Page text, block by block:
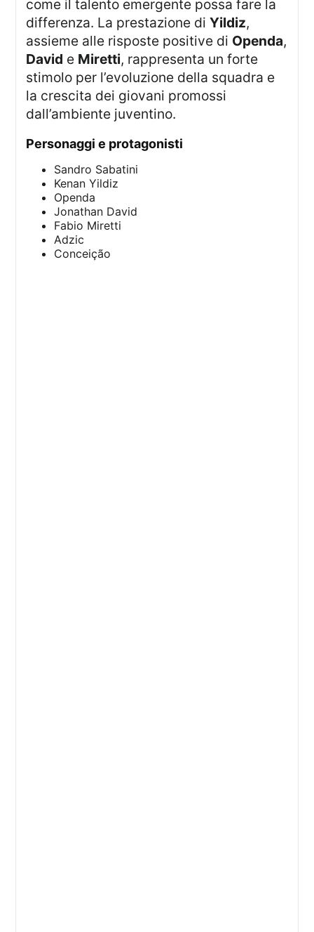
come il talento emergente possa fare la
differenza. La prestazione diYildiz,
assieme alle risposte positive di Openda,
David e Miretti, rappresenta un forte
stimolo per l’evoluzione della squadra e
la crescita dei giovani promossi
dall’ambiente juventino.
personaggi e protagonisti
Sandro Sabatini
Kenan Yildiz
Openda
Jonathan David
Fabio Miretti
Adzic
Conceição